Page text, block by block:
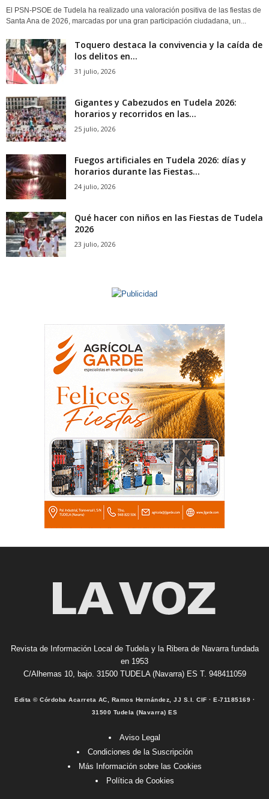
El PSN-PSOE de Tudela ha realizado una valoración positiva de las fiestas de
Santa Ana de 2026, marcadas por una gran participación ciudadana, un...
Toquero destaca la convivencia y la caída de
los delitos en...
31 julio, 2026
Gigantes y Cabezudos en Tudela 2026:
horarios y recorridos en las...
25 julio, 2026
Fuegos artificiales en Tudela 2026: días y
horarios durante las Fiestas...
24 julio, 2026
Qué hacer con niños en las Fiestas de Tudela
2026
23 julio, 2026
Revista de Información Local de Tudela y la Ribera de Navarra fundada
en 1953
C/Alhemas 10, bajo. 31500 TUDELA (Navarra) ES T. 948411059
Edita © Córdoba Acarreta AC, Ramos Hernández, JJ S.I. CIF · E-71185169 ·
31500 Tudela (Navarra) ES
Aviso Legal
Condiciones de la Suscripción
Más Información sobre las Cookies
Política de Cookies